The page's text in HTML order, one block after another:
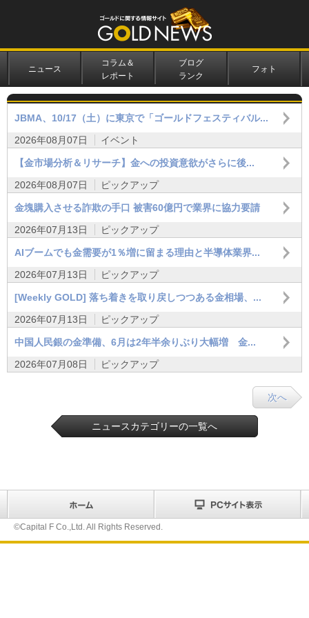
ニュース
コラム＆
レポート
ブログ
ランク
フォト
JBMA、10/17（土）に東京で「ゴールドフェスティバル...
2026年08月07日
イベント
【金市場分析＆リサーチ】金への投資意欲がさらに後...
2026年08月07日
ピックアップ
金塊購入させる詐欺の手口 被害60億円で業界に協力要請
2026年07月13日
ピックアップ
AIブームでも金需要が1％増に留まる理由と半導体業界...
2026年07月13日
ピックアップ
[Weekly GOLD] 落ち着きを取り戻しつつある金相場、...
2026年07月13日
ピックアップ
中国人民銀の金準備、6月は2年半余りぶり大幅増 金...
2026年07月08日
ピックアップ
次へ
ニュースカテゴリーの一覧へ
©Capital F Co.,Ltd. All Rights Reserved.